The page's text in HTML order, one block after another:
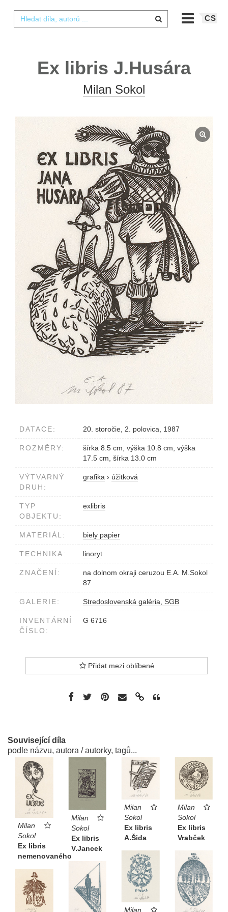
CS
Ex libris J.Husára
Milan Sokol
DATACE: 20. storočie, 2. polovica, 1987
ROZMĚRY:
šírka 8.5 cm, výška 10.8 cm, výška
17.5 cm, šírka 13.0 cm
VÝTVARNÝ
DRUH:
grafika › úžitková
TYP
OBJEKTU:
exlibris
MATERIÁL: biely papier
TECHNIKA: linoryt
ZNAČENÍ:
na dolnom okraji ceruzou E.A. M.Sokol
87
GALERIE: Stredoslovenská galéria, SGB
INVENTÁRNÍ
ČÍSLO:
G 6716
Přidat mezi oblíbené
Související díla
podle názvu, autora / autorky, tagů...
Milan
Sokol
Ex libris
nemenovaného
Milan
Sokol
Ex libris
V.Jancek
Milan
Sokol
Ex libris
A.Šida
Milan
Sokol
Ex libris
Vrabček
Milan